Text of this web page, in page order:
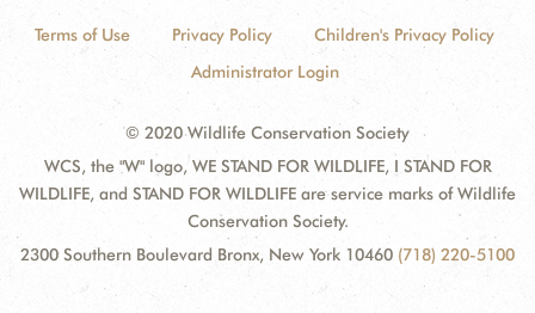
Terms of Use Privacy Policy
Children's Privacy Policy
Administrator Login
© 2020 Wildlife Conservation Society
WCS, the "W" logo, WE STAND FOR WILDLIFE, I STAND FOR
WILDLIFE, and STAND FOR WILDLIFE are service marks of Wildlife
Conservation Society.
2300 Southern Boulevard Bronx, New York 10460 (718) 220-5100